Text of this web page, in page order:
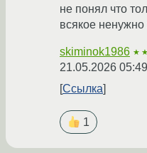
не понял что
всякое ненужно
skiminok1986
21.05.2026
Ссылка
1